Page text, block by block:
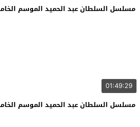
مسلسل السلطان عبد الحميد الموسم
01:49:29
مسلسل السلطان عبد الحميد الموسم